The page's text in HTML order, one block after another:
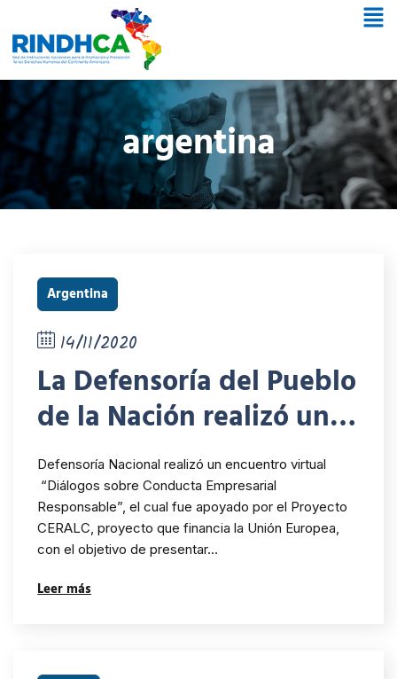
argentina
Argentina
14/11/2020
La Defensoría del Pueblo
de la Nación realizó un
encuentro virtual sobre
Conducta Empresarial
Responsable
Defensoría Nacional realizó un encuentro virtual
“Diálogos sobre Conducta Empresarial
Responsable”, el cual fue apoyado por el Proyecto
CERALC, proyecto que financia la Unión Europea,
con el objetivo de presentar…
Leer más